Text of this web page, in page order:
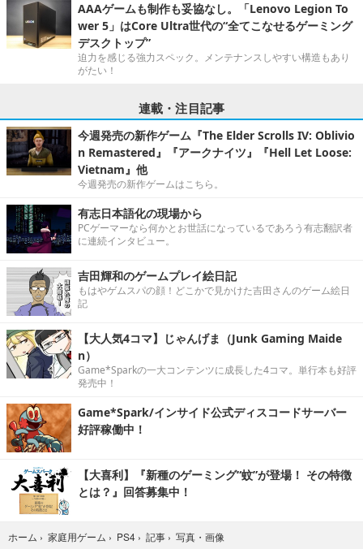
AAAゲームも制作も妥協なし。「Lenovo Legion To
wer 5」はCore Ultra世代の“全てこなせるゲーミング
デスクトップ”
迫力を感じる強力スペック。メンテナンスしやすい構造もあり
がたい！
連載・注目記事
今週発売の新作ゲーム『The Elder Scrolls IV: Oblivio
n Remastered』『アークナイツ』『Hell Let Loose:
Vietnam』他
今週発売の新作ゲームはこちら。
有志日本語化の現場から
PCゲーマーなら何かとお世話になっているであろう有志翻訳者
に連続インタビュー。
吉田輝和のゲームプレイ絵日記
もはやゲムスパの顔！どこかで見かけた吉田さんのゲーム絵日
記
【大人気4コマ】じゃんげま（Junk Gaming Maide
n）
Game*Sparkの一大コンテンツに成長した4コマ。単行本も好評
発売中！
Game*Spark/インサイド公式ディスコードサーバー
好評稼働中！
【大喜利】『新種のゲーミング“蚊”が登場！ その特徴
とは？』回答募集中！
ホーム › 家庭用ゲーム › PS4 › 記事 › 写真・画像